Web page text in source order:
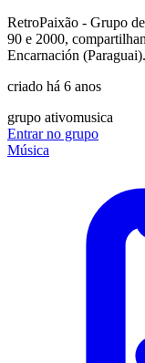
RetroPaixão - Grupo
90 e 2000,
Encarnación (Paraguai).
criado há 6 anos
grupo ativomusica
Entrar no grupo
Música